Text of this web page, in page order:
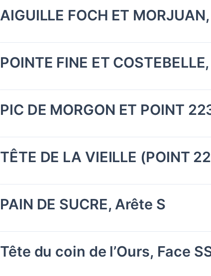
AIGUILLE FOCH ET
POINTE FINE ET
PIC DE MORGON ET POINT
TÊTE DE LA VIEILLE (POINT
PAIN DE SUCRE, Arête S
Tête du coin de l’Ours, Face